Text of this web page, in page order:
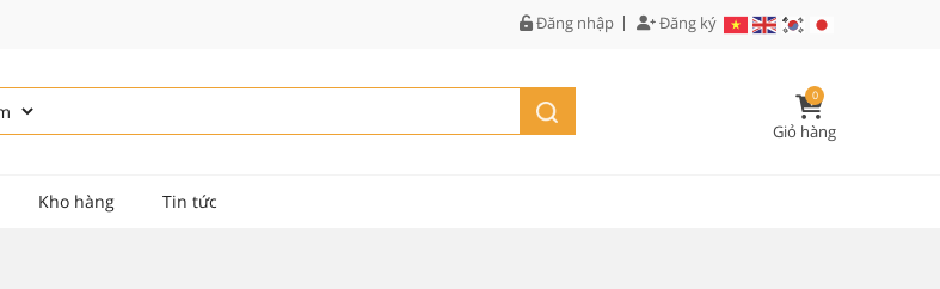
Đăng nhập Đăng ký
0
Giỏ hàng
Kho hàng Tin tức